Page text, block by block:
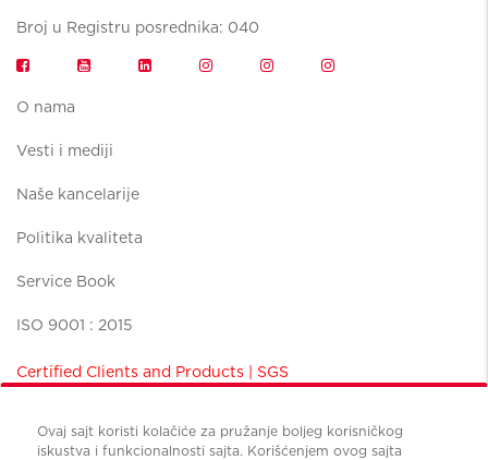
Ovaj sajt koristi kolačiće za pružanje boljeg korisničkog
iskustva i funkcionalnosti sajta. Korišćenjem ovog sajta
Broj u Registru posrednika: 040
O nama
Vesti i mediji
Naše kancelarije
Politika kvaliteta
Service Book
ISO 9001 : 2015
Certified Clients and Products | SGS